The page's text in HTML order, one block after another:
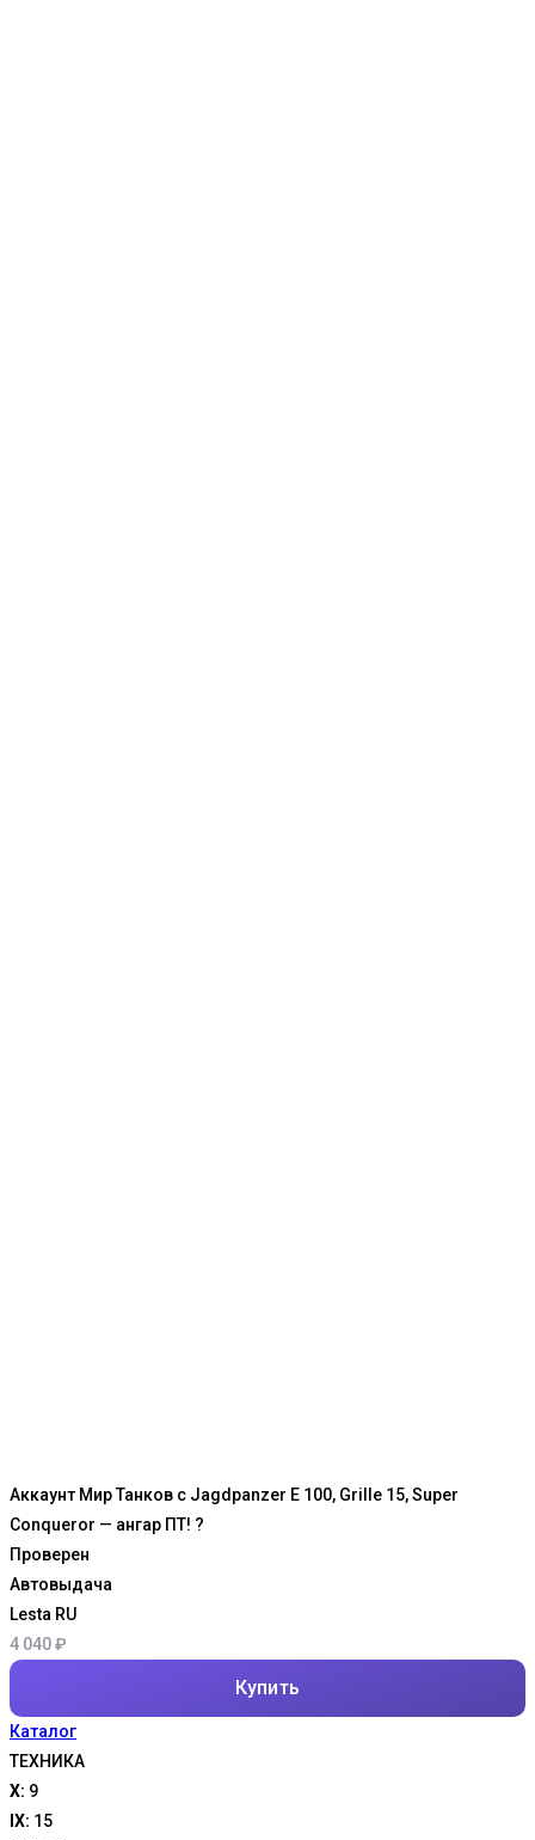
Аккаунт Мир Танков с Jagdpanzer E 100, Grille 15, Super
Conqueror — ангар ПТ! ?
Проверен
Автовыдача
Lesta RU
4 040₽
Купить
Каталог
ТЕХНИКА
X: 9
IX: 15